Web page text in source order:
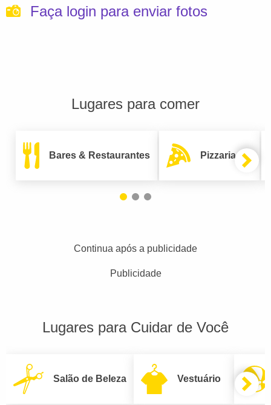
Faça login para enviar fotos
Lugares para comer
Bares & Restaurantes Pizzarias
Continua após a publicidade
Publicidade
Lugares para Cuidar de Você
Salão de Beleza Vestuário